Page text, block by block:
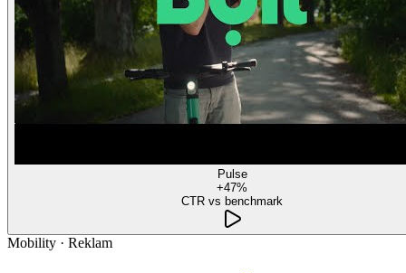
Pulse
+47%
CTR vs benchmark
Mobility · Reklam